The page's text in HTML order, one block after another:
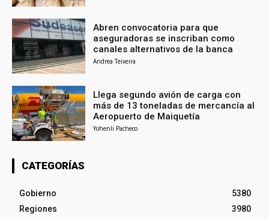
Abren convocatoria para que
aseguradoras se inscriban como
canales alternativos de la banca
Andrea Teixeira
Llega segundo avión de carga con
más de 13 toneladas de mercancía al
Aeropuerto de Maiquetía
Yohenli Pacheco
CATEGORÍAS
Gobierno
5380
Regiones
3980